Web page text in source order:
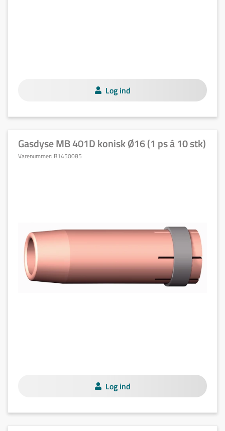
Log ind
Gasdyse MB 401D konisk Ø16 (1 ps á 10 stk)
Varenummer: B1450085
Log ind